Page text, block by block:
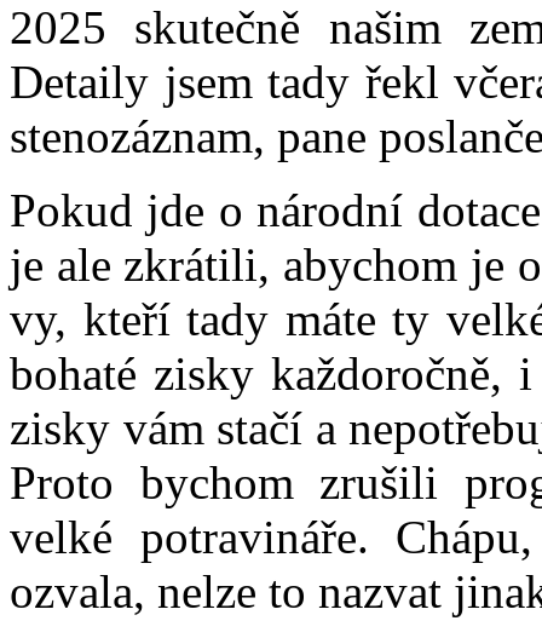
2025 skutečně našim
Detaily jsem tady řekl
stenozáznam, pane
Pokud jde o národní
je ale zkrátili, abychom je
vy, kteří tady máte ty
bohaté zisky
zisky vám stačí a
Proto bychom zrušili
velké potravináře.
ozvala, nelze to nazvat